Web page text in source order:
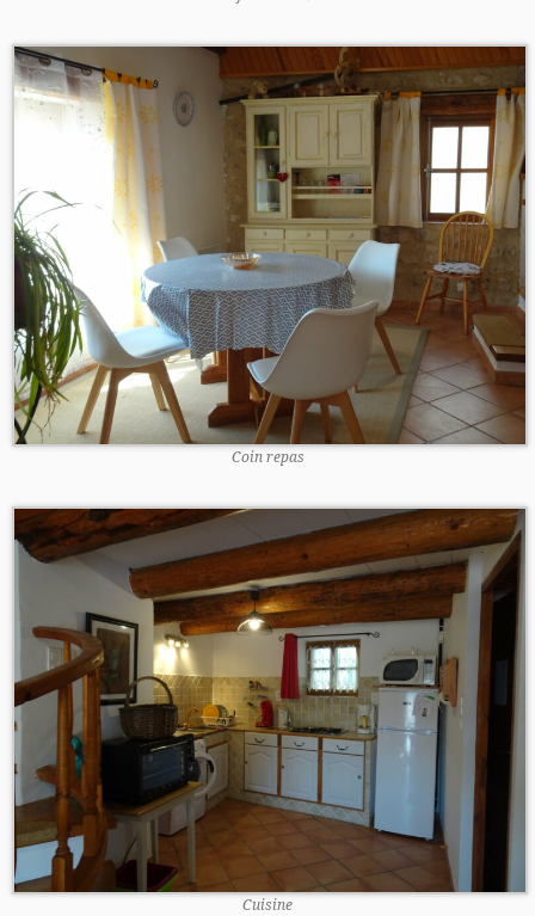
Coin repas
Cuisine